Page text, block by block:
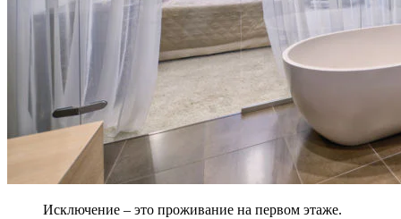
Исключение – это проживание на первом этаже.